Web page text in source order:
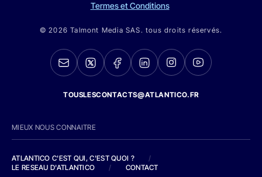
Termes et Conditions
© 2026 Talmont Media SAS. tous droits réservés.
TOUSLESCONTACTS@ATLANTICO.FR
MIEUX NOUS CONNAITRE
ATLANTICO C'EST QUI, C'EST QUOI ?
/
LE RESEAU D'ATLANTICO
/ CONTACT